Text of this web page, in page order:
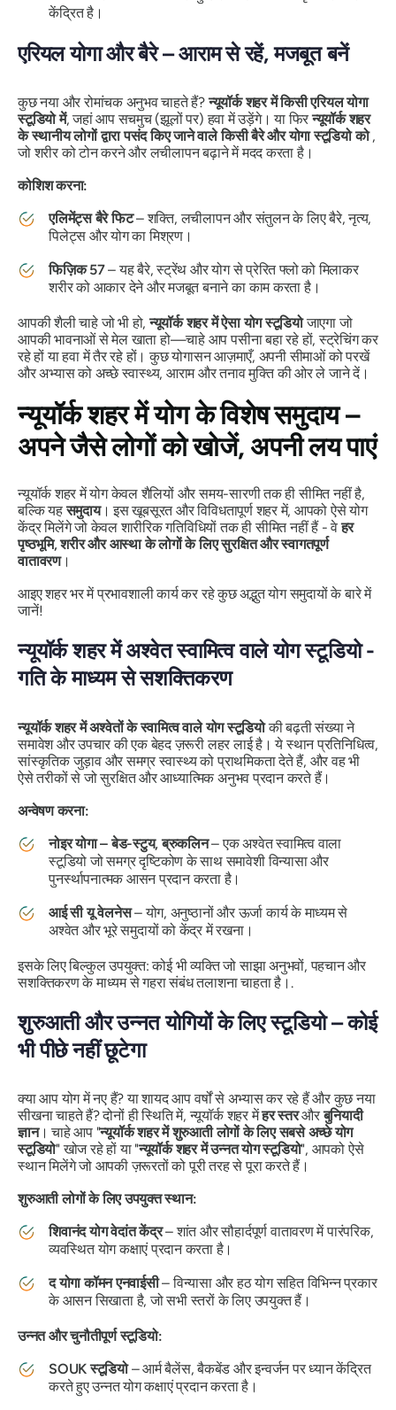
केंद्रित है।
एरियल योगा और बैरे – आराम से रहें, मजबूत बनें
कुछ नया और रोमांचक अनुभव चाहते हैं?न्यूयॉर्क शहर में किसी एरियल योगा
स्टूडियो में, जहां आप सचमुच (झूलों पर) हवा में उड़ेंगे। या फिरन्यूयॉर्क शहर
के स्थानीय लोगों द्वारा पसंद किए जाने वाले किसी बैरे और योगा स्टूडियो को,
जो शरीर को टोन करने और लचीलापन बढ़ाने में मदद करता है।
कोशिश करना:
एलिमेंट्स बैरे फिट– शक्ति, लचीलापन और संतुलन के लिए बैरे, नृत्य,
पिलेट्स और योग का मिश्रण।
फिज़िक 57– यह बैरे, स्ट्रेंथ और योग से प्रेरित फ्लो को मिलाकर
शरीर को आकार देने और मजबूत बनाने का काम करता है।
आपकी शैली चाहे जो भी हो,न्यूयॉर्क शहर में ऐसा योग स्टूडियोजाएगा जो
आपकी भावनाओं से मेल खाता हो—चाहे आप पसीना बहा रहे हों, स्ट्रेचिंग कर
रहे हों या हवा में तैर रहे हों। कुछ योगासन आज़माएँ, अपनी सीमाओं को परखें
और अभ्यास को अच्छे स्वास्थ्य, आराम और तनाव मुक्ति की ओर ले जाने दें।
न्यूयॉर्क शहर में योग के विशेष समुदाय –
अपने जैसे लोगों को खोजें, अपनी लय पाएं
न्यूयॉर्क शहर में योग केवल शैलियों और समय-सारणी तक ही सीमित नहीं है,
बल्कि यहसमुदाय। इस खूबसूरत और विविधतापूर्ण शहर में, आपको ऐसे योग
केंद्र मिलेंगे जो केवल शारीरिक गतिविधियों तक ही सीमित नहीं हैं - वेहर
पृष्ठभूमि, शरीर और आस्था के लोगों के लिए सुरक्षित और स्वागतपूर्ण
वातावरण।
आइए शहर भर में प्रभावशाली कार्य कर रहे कुछ अद्भुत योग समुदायों के बारे में
जानें!
न्यूयॉर्क शहर में अश्वेत स्वामित्व वाले योग स्टूडियो -
गति के माध्यम से सशक्तिकरण
न्यूयॉर्क शहर में अश्वेतों के स्वामित्व वाले योग स्टूडियोकी बढ़ती संख्या ने
समावेश और उपचार की एक बेहद ज़रूरी लहर लाई है। ये स्थान प्रतिनिधित्व,
सांस्कृतिक जुड़ाव और समग्र स्वास्थ्य को प्राथमिकता देते हैं, और वह भी
ऐसे तरीकों से जो सुरक्षित और आध्यात्मिक अनुभव प्रदान करते हैं।
अन्वेषण करना:
नोइर योगा – बेड-स्टुय, ब्रुकलिन– एक अश्वेत स्वामित्व वाला
स्टूडियो जो समग्र दृष्टिकोण के साथ समावेशी विन्यासा और
पुनर्स्थापनात्मक आसन प्रदान करता है।
आई सी यू वेलनेस– योग, अनुष्ठानों और ऊर्जा कार्य के माध्यम से
अश्वेत और भूरे समुदायों को केंद्र में रखना।
इसके लिए बिल्कुल उपयुक्त: कोई भी व्यक्ति जो साझा अनुभवों, पहचान और
सशक्तिकरण के माध्यम से गहरा संबंध तलाशना चाहता है।.
शुरुआती और उन्नत योगियों के लिए स्टूडियो – कोई
भी पीछे नहीं छूटेगा
क्या आप योग में नए हैं? या शायद आप वर्षों से अभ्यास कर रहे हैं और कुछ नया
सीखना चाहते हैं? दोनों ही स्थिति में, न्यूयॉर्क शहर मेंहर स्तरऔरबुनियादी
ज्ञान। चाहे आप "न्यूयॉर्क शहर में शुरुआती लोगों के लिए सबसे अच्छे योग
स्टूडियो" खोज रहे हों या "न्यूयॉर्क शहर में उन्नत योग स्टूडियो", आपको ऐसे
स्थान मिलेंगे जो आपकी ज़रूरतों को पूरी तरह से पूरा करते हैं।
शुरुआती लोगों के लिए उपयुक्त स्थान:
शिवानंद योग वेदांत केंद्र– शांत और सौहार्दपूर्ण वातावरण में पारंपरिक,
व्यवस्थित योग कक्षाएं प्रदान करता है।
द योगा कॉमन एनवाईसी– विन्यासा और हठ योग सहित विभिन्न प्रकार
के आसन सिखाता है, जो सभी स्तरों के लिए उपयुक्त हैं।
उन्नत और चुनौतीपूर्ण स्टूडियो:
SOUK स्टूडियो– आर्म बैलेंस, बैकबेंड और इन्वर्जन पर ध्यान केंद्रित
करते हुए उन्नत योग कक्षाएं प्रदान करता है।